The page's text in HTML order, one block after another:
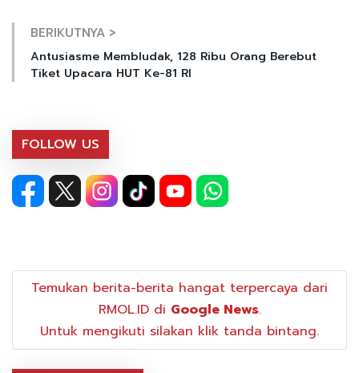
BERIKUTNYA >
Antusiasme Membludak, 128 Ribu Orang Berebut
Tiket Upacara HUT Ke-81 RI
FOLLOW US
Temukan berita-berita hangat terpercaya dari
RMOL.ID di Google News.
Untuk mengikuti silakan klik tanda bintang.